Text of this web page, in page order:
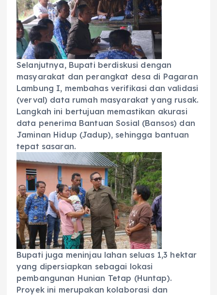
Selanjutnya, Bupati berdiskusi dengan
masyarakat dan perangkat desa di Pagaran
Lambung I, membahas verifikasi dan validasi
(verval) data rumah masyarakat yang rusak.
Langkah ini bertujuan memastikan akurasi
data penerima Bantuan Sosial (Bansos) dan
Jaminan Hidup (Jadup), sehingga bantuan
tepat sasaran.
Bupati juga meninjau lahan seluas 1,3 hektar
yang dipersiapkan sebagai lokasi
pembangunan Hunian Tetap (Huntap).
Proyek ini merupakan kolaborasi dan